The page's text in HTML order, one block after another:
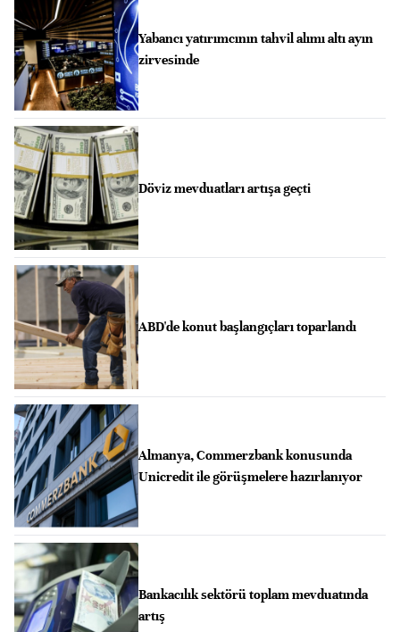
Yabancı yatırımcının tahvil alımı altı ayın
zirvesinde
Döviz mevduatları artışa geçti
ABD'de konut başlangıçları toparlandı
Almanya, Commerzbank konusunda
Unicredit ile görüşmelere hazırlanıyor
Bankacılık sektörü toplam mevduatında
artış